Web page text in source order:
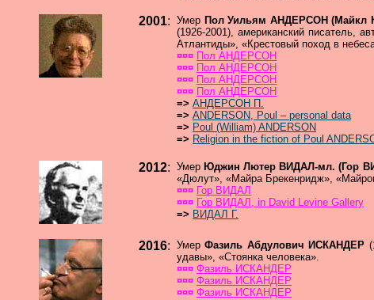
2001: Умер Пол Уильям АНДЕРСОН (Майкл
(1926-2001), американский писатель,
Атлантиды», «Крестовый поход в
¤¤¤ Пол АНДЕРСОН
¤¤¤ Пол АНДЕРСОН
¤¤¤ Пол АНДЕРСОН
¤¤¤ Пол АНДЕРСОН
=> АНДЕРСОН П.
=> ANDERSON, Poul – personal data
=> Poul (William) ANDERSON
=> Religion in the fiction of Poul
2012: УмерЮджин Лютер ВИДАЛ-мл. (Гор
«Дюлут», «Майра Брекенридж»,
¤¤¤ Гор ВИДАЛ
¤¤¤ Гор ВИДАЛ, in David Levine Gallery
=> ВИДАЛ Г.
2016: УмерФазиль Абдулович ИСКАНДЕР
удавы», «Стоянка человека».
¤¤¤ Фазиль ИСКАНДЕР
¤¤¤ Фазиль ИСКАНДЕР
¤¤¤ Фазиль ИСКАНДЕР